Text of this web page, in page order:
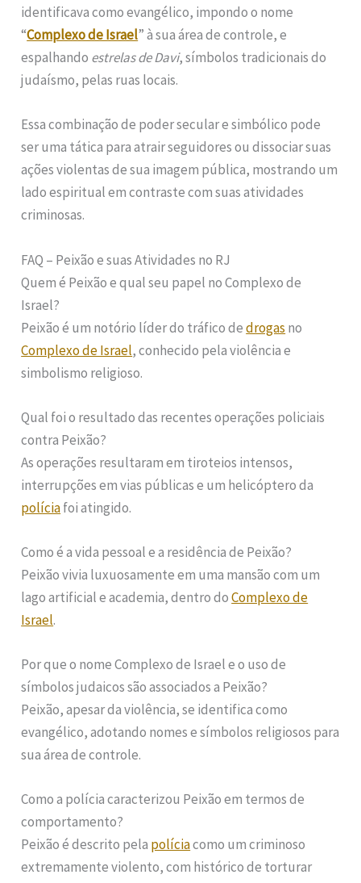
identificava como evangélico, impondo o nome
“Complexo de Israel” à sua área de controle, e
espalhando estrelas de Davi, símbolos tradicionais do
judaísmo, pelas ruas locais.
Essa combinação de poder secular e simbólico pode
ser uma tática para atrair seguidores ou dissociar suas
ações violentas de sua imagem pública, mostrando um
lado espiritual em contraste com suas atividades
criminosas.
FAQ – Peixão e suas Atividades no RJ
Quem é Peixão e qual seu papel no Complexo de
Israel?
Peixão é um notório líder do tráfico dedrogas no
Complexo de Israel, conhecido pela violência e
simbolismo religioso.
Qual foi o resultado das recentes operações policiais
contra Peixão?
As operações resultaram em tiroteios intensos,
interrupções em vias públicas e um helicóptero da
políciafoi atingido.
Como é a vida pessoal e a residência de Peixão?
Peixão vivia luxuosamente em uma mansão com um
lago artificial e academia, dentro doComplexo de
Israel.
Por que o nome Complexo de Israel e o uso de
símbolos judaicos são associados a Peixão?
Peixão, apesar da violência, se identifica como
evangélico, adotando nomes e símbolos religiosos para
sua área de controle.
Como a polícia caracterizou Peixão em termos de
comportamento?
Peixão é descrito pela políciacomo um criminoso
extremamente violento, com histórico de torturar